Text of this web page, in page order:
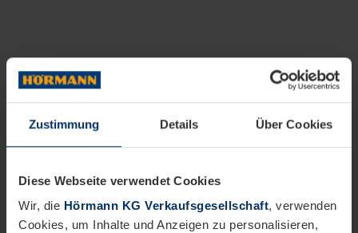
Zustimmung Details Über Cookies
Diese Webseite verwendet Cookies
Wir, die Hörmann KG Verkaufsgesellschaft, verwenden
Cookies, um Inhalte und Anzeigen zu personalisieren,